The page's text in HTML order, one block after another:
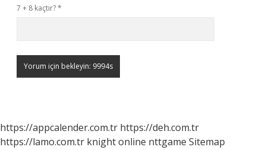
7 + 8 kaçtır?*
https://appcalender.com.tr https://deh.com.tr
https://lamo.com.tr knight online nttgame Sitemap